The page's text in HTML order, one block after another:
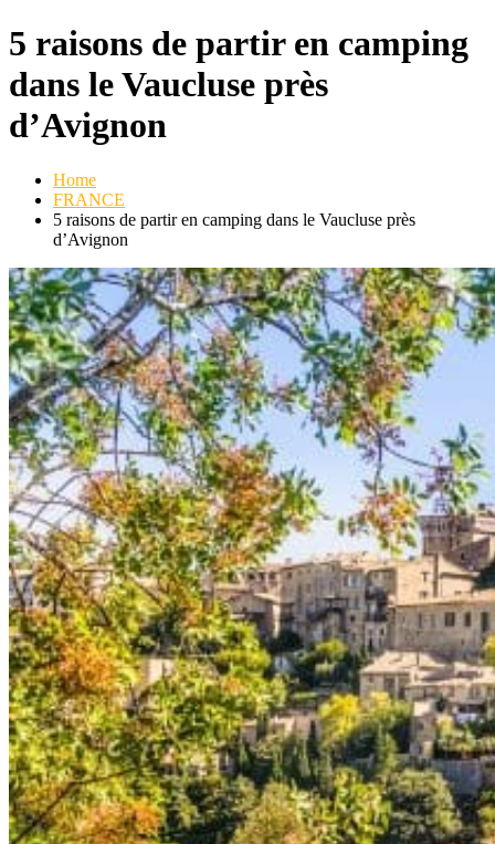
5 raisons de partir en camping
dans le Vaucluse près
d’Avignon
Home
FRANCE
5 raisons de partir en camping dans le Vaucluse près
d’Avignon